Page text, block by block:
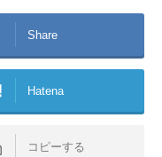
Share
Hatena
コピーする